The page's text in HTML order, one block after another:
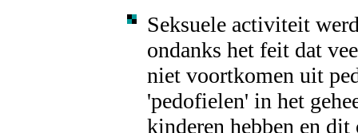
Seksuele activiteit
ondanks het feit dat
niet voortkomen uit
'pedofielen' in het
kinderen hebben en